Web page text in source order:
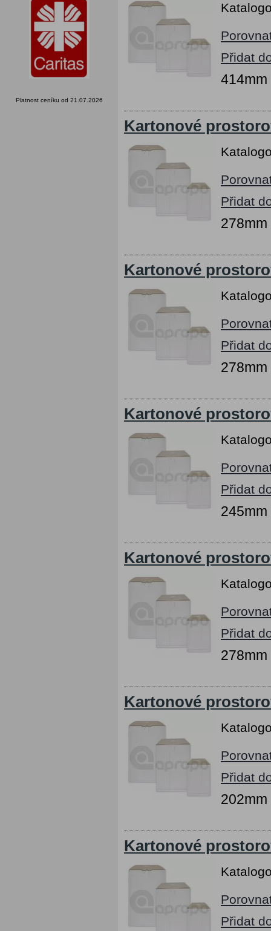
Platnost ceníku od 21.07.2026
Přidat
Kartonové
Přidat
Kartonové
Přidat
Kartonové
Přidat
Kartonové
Přidat
Kartonové
Přidat
Kartonové
Přidat